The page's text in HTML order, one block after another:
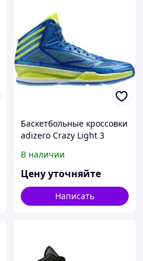
Баскетбольные кроссовки
adizero Crazy Light 3
В наличии
Цену уточняйте
Написать